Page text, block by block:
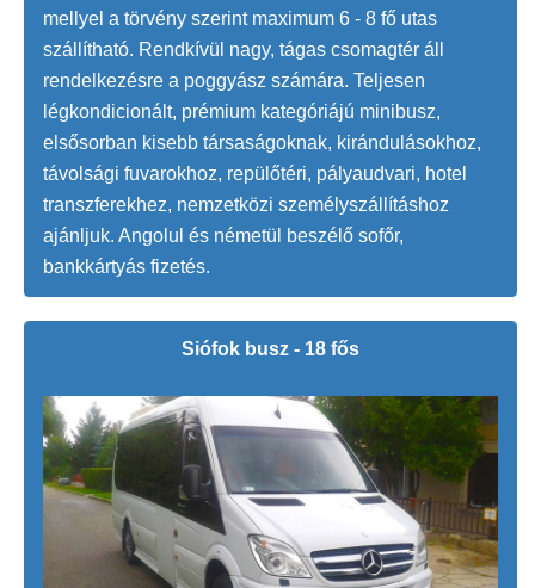
mellyel a törvény szerint maximum 6 - 8 fő utas
szállítható. Rendkívül nagy, tágas csomagtér áll
rendelkezésre a poggyász számára. Teljesen
légkondicionált, prémium kategóriájú minibusz,
elsősorban kisebb társaságoknak, kirándulásokhoz,
távolsági fuvarokhoz, repülőtéri, pályaudvari, hotel
transzferekhez, nemzetközi személyszállításhoz
ajánljuk. Angolul és németül beszélő sofőr,
bankkártyás fizetés.
Siófok busz - 18 fős